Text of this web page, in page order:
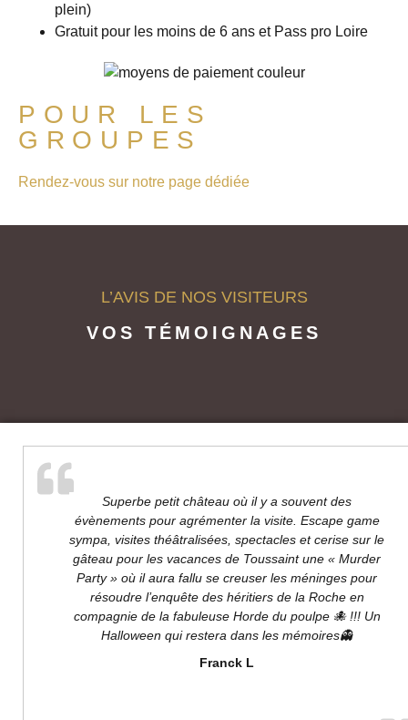
plein)
Gratuit pour les moins de 6 ans et Pass pro Loire
POUR LES
GROUPES
Rendez-vous sur notre page dédiée
L’AVIS DE NOS VISITEURS
VOS TÉMOIGNAGES
Superbe petit château où il y a souvent des
évènements pour agrémenter la visite. Escape game
sympa, visites théâtralisées, spectacles et cerise sur le
gâteau pour les vacances de Toussaint une « Murder
Party » où il aura fallu se creuser les méninges pour
résoudre l’enquête des héritiers de la Roche en
compagnie de la fabuleuse Horde du poulpe 🐙 !!! Un
Halloween qui restera dans les mémoires👻
Franck L